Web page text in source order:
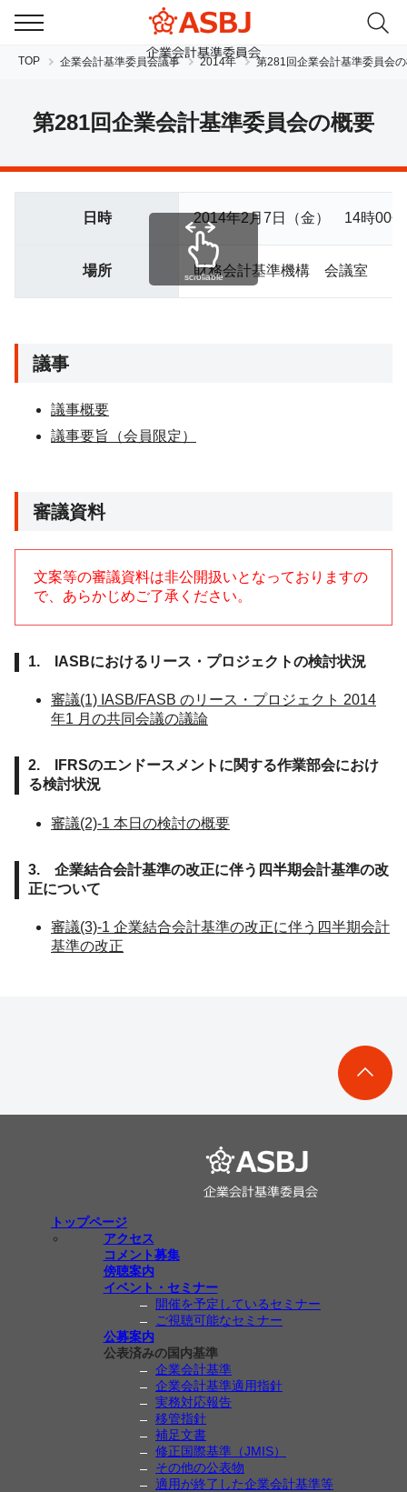
TOP 企業会計基準委員会議事 2014年 第281回企業会計基準委員会
第281回企業会計基準委員会の概要
日時 2014年2月7日（金） 14時00
場所 財務会計基準機構 会議室
scrollable
議事
議事概要
議事要旨（会員限定）
審議資料
文案等の審議資料は非公開扱いとなっておりますの
で、あらかじめご了承ください。
1. IASBにおけるリース・プロジェクトの検討状況
審議(1) IASB/FASB のリース・プロジェクト 2014
年1 月の共同会議の議論
2. IFRSのエンドースメントに関する作業部会におけ
る検討状況
審議(2)-1 本日の検討の概要
3. 企業結合会計基準の改正に伴う四半期会計基準の改
正について
審議(3)-1 企業結合会計基準の改正に伴う四半期会計
基準の改正
トップページ
アクセス
コメント募集
傍聴案内
イベント・セミナー
開催を予定しているセミナー
ご視聴可能なセミナー
公募案内
公表済みの国内基準
企業会計基準
企業会計基準適用指針
実務対応報告
移管指針
補足文書
修正国際基準（JMIS）
その他の公表物
適用が終了した企業会計基準等